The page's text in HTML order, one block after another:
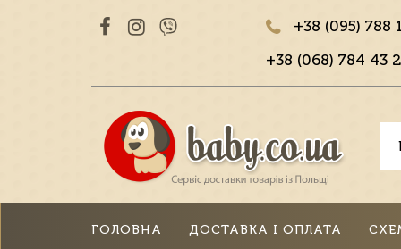
+38 (095) 788
+38 (068) 784 43
ГОЛОВНА ДОСТАВКА І ОПЛАТА